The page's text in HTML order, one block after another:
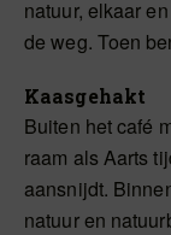
natuur, elkaar
de weg. Toen
Kaasgehakt
Buiten het café
raam als Aarts
aansnijdt.
natuur en